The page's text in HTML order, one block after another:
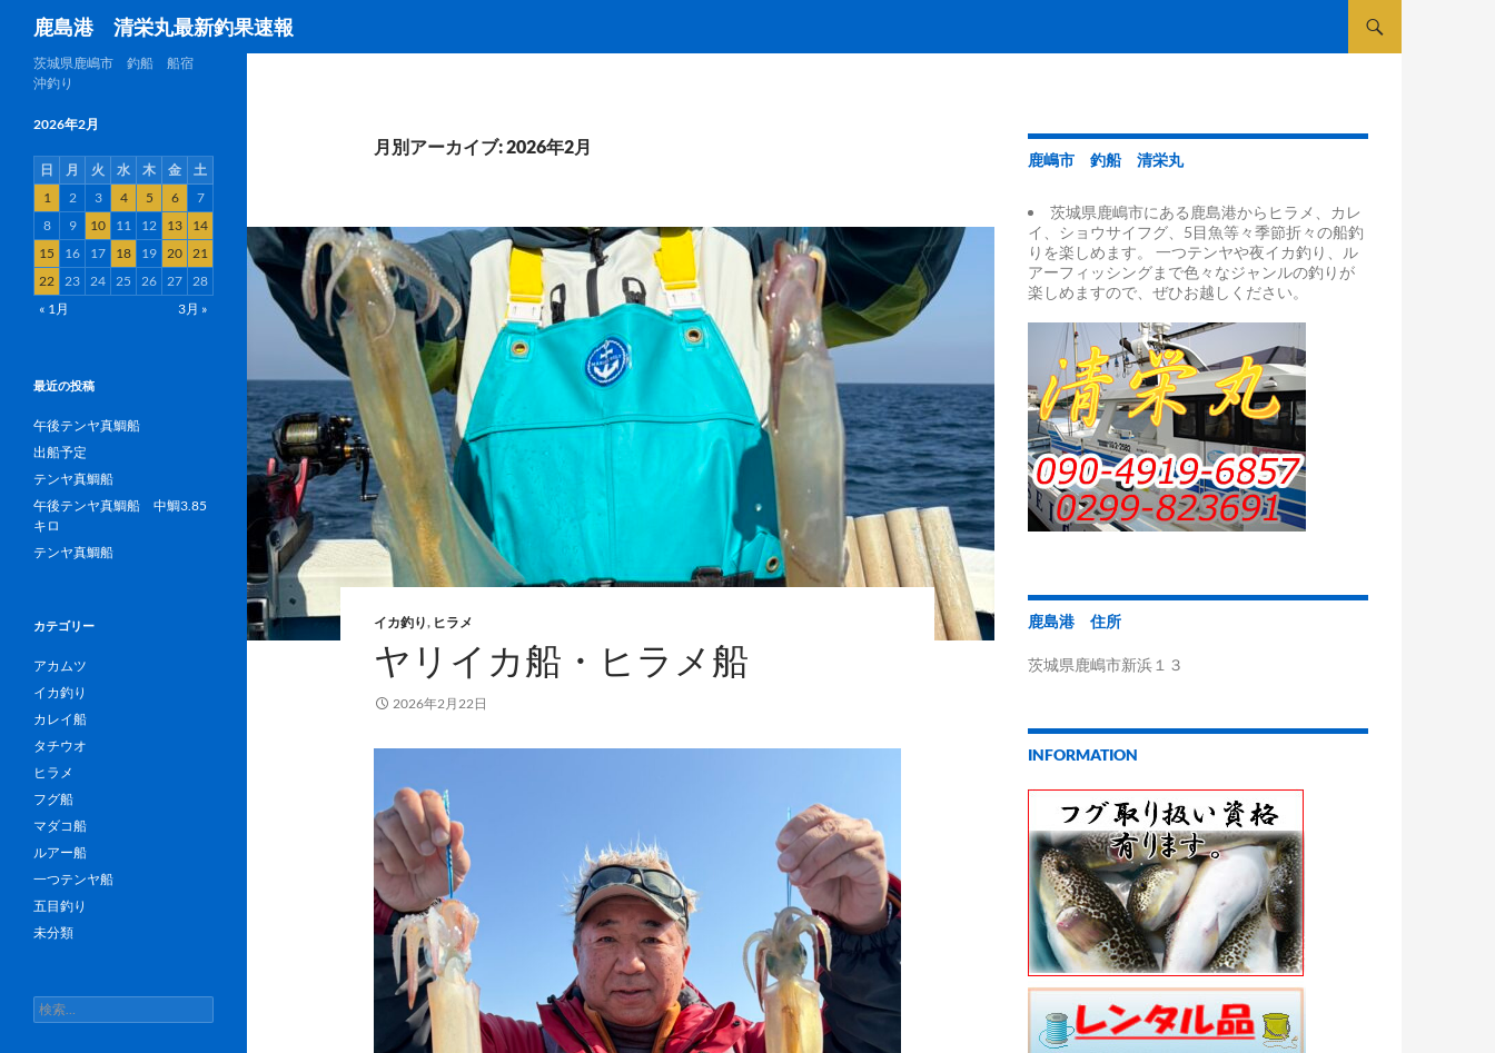
鹿島港 清栄丸最新釣果速報
月別アーカイブ: 2026年2月
イカ釣り, ヒラメ
ヤリイカ船・ヒラメ船
2026年2月22日
鹿嶋市 釣船 清栄丸
茨城県鹿嶋市にある鹿島港からヒラメ、カレ
イ、ショウサイフグ、5目魚等々季節折々の船釣
りを楽しめます。 一つテンヤや夜イカ釣り、ル
アーフィッシングまで色々なジャンルの釣りが
楽しめますので、ぜひお越しください。
鹿島港 住所
茨城県鹿嶋市新浜１３
INFORMATION
茨城県鹿嶋市 釣船 船宿
沖釣り
2026年2月
日 月 火 水 木 金
土
1
2 3 4 5 6
7
8
9 10 11 12 13
14
15
16 17 18 19 20 21
22 23 24 25 26 27 28
« 1月
3月 »
最近の投稿
午後テンヤ真鯛船
出船予定
テンヤ真鯛船
午後テンヤ真鯛船 中鯛3.85
キロ
テンヤ真鯛船
カテゴリー
アカムツ
イカ釣り
カレイ船
タチウオ
ヒラメ
フグ船
マダコ船
ルアー船
一つテンヤ船
五目釣り
未分類
検
索: